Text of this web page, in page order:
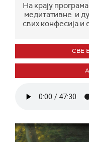
На крају
медитативне и
свих конфесија и
СВЕ